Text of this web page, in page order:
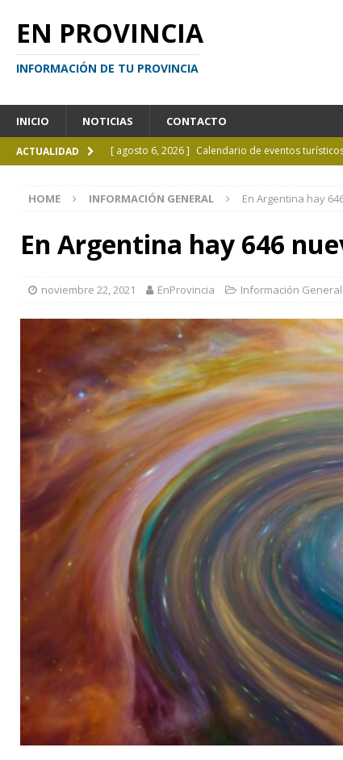
EN PROVINCIA
INFORMACIÓN DE TU PROVINCIA
INICIO NOTICIAS CONTACTO
ACTUALIDAD [ agosto 6, 2026 ] Calendario de eventos
[ agosto 5, 2026 ] La mujer que sobrevivió tras
CURIOSIDADES
Kicillof inauguró un nuevo
[ agosto 7, 2026 ] Borges sobre Almafuerte en la
HOME INFORMACIÓN GENERAL En Argentina hay
En Argentina hay 646
noviembre 22, 2021 EnProvincia Información General